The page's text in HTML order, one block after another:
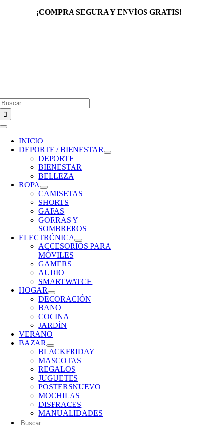
¡COMPRA SEGURA Y ENVÍOS GRATIS!
Toggle
Navigation
INICIO
DEPORTE / BIENESTAR
DEPORTE
BIENESTAR
BELLEZA
ROPA
CAMISETAS
SHORTS
GAFAS
GORRAS Y
SOMBREROS
ELECTRÓNICA
ACCESORIOS PARA
MÓVILES
GAMERS
AUDIO
SMARTWATCH
HOGAR
DECORACIÓN
BAÑO
COCINA
JARDÍN
VERANO
BAZAR
BLACKFRIDAY
MASCOTAS
REGALOS
JUGUETES
POSTERSNUEVO
MOCHILAS
DISFRACES
MANUALIDADES
Buscar: